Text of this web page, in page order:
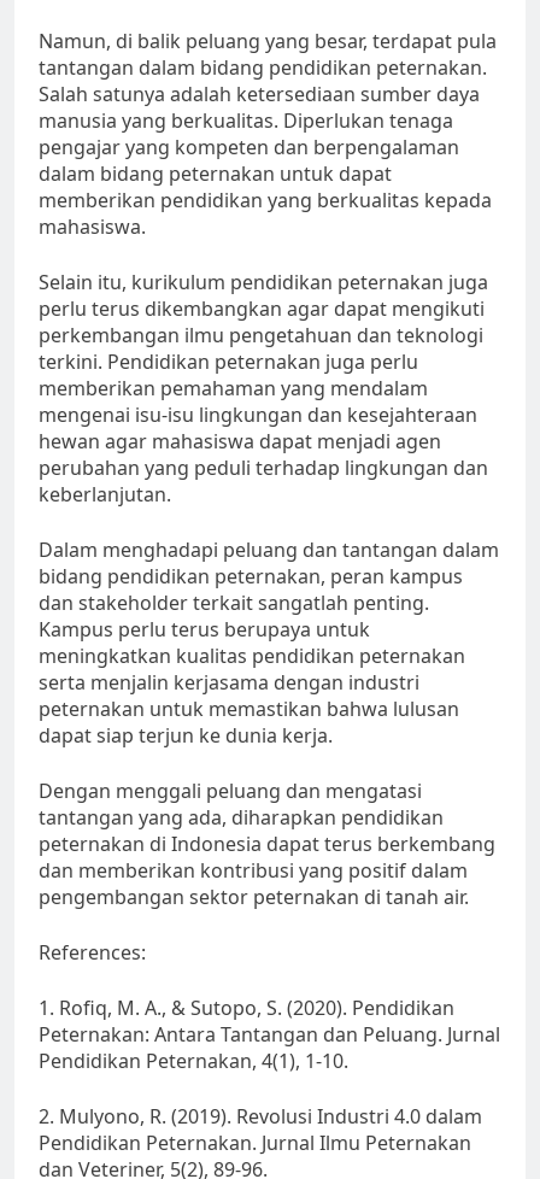
Namun, di balik peluang yang besar, terdapat pula
tantangan dalam bidang pendidikan peternakan.
Salah satunya adalah ketersediaan sumber daya
manusia yang berkualitas. Diperlukan tenaga
pengajar yang kompeten dan berpengalaman
dalam bidang peternakan untuk dapat
memberikan pendidikan yang berkualitas kepada
mahasiswa.
Selain itu, kurikulum pendidikan peternakan juga
perlu terus dikembangkan agar dapat mengikuti
perkembangan ilmu pengetahuan dan teknologi
terkini. Pendidikan peternakan juga perlu
memberikan pemahaman yang mendalam
mengenai isu-isu lingkungan dan kesejahteraan
hewan agar mahasiswa dapat menjadi agen
perubahan yang peduli terhadap lingkungan dan
keberlanjutan.
Dalam menghadapi peluang dan tantangan dalam
bidang pendidikan peternakan, peran kampus
dan stakeholder terkait sangatlah penting.
Kampus perlu terus berupaya untuk
meningkatkan kualitas pendidikan peternakan
serta menjalin kerjasama dengan industri
peternakan untuk memastikan bahwa lulusan
dapat siap terjun ke dunia kerja.
Dengan menggali peluang dan mengatasi
tantangan yang ada, diharapkan pendidikan
peternakan di Indonesia dapat terus berkembang
dan memberikan kontribusi yang positif dalam
pengembangan sektor peternakan di tanah air.
References:
1. Rofiq, M. A., & Sutopo, S. (2020). Pendidikan
Peternakan: Antara Tantangan dan Peluang. Jurnal
Pendidikan Peternakan, 4(1), 1-10.
2. Mulyono, R. (2019). Revolusi Industri 4.0 dalam
Pendidikan Peternakan. Jurnal Ilmu Peternakan
dan Veteriner, 5(2), 89-96.